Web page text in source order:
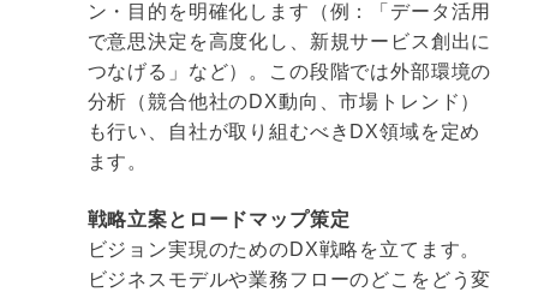
ン・目的を明確化します（例：「データ活用
で意思決定を高度化し、新規サービス創出に
つなげる」など）。この段階では外部環境の
分析（競合他社のDX動向、市場トレンド）
も行い、自社が取り組むべきDX領域を定め
ます。
戦略立案とロードマップ策定
ビジョン実現のためのDX戦略を立てます。
ビジネスモデルや業務フローのどこをどう変